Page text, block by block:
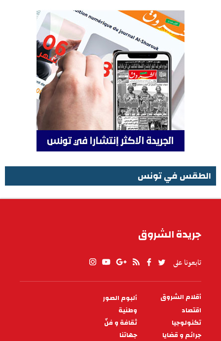
الطقس في تونس
جريدة الشروق
تابعونا على
PIED
DE
PAGE
أقلام الشروق
ألبوم الصور
اقتصاد
وطنية
تكنولوجيا
ثقافة و فنّ
جرائم و قضايا
جهاتنا